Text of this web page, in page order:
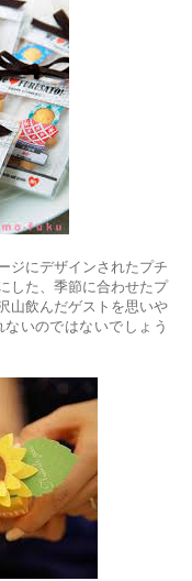
ジにデザインされたプチ
した、季節に合わせたプ
山飲んだゲストを思いや
いのではないでしょう